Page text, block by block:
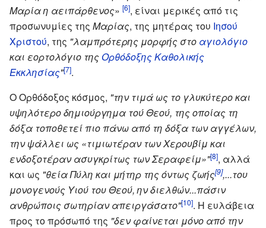
Μαρία η αειπάρθενος» [6], είναι μερικές από τις
προσωνυμίες της Μαρίας, της μητέρας του Ιησού
Χριστού, της "λαμπρότερης μορφής στo αγιολόγιο
και εορτολόγιο τηςΟρθόδοξης Καθολικής
Εκκλησίας"[7].
Ο Ορθόδοξος κόσμος, "την τιμά ως το γλυκύτερο και
υψηλότερο δημιούργημα τού Θεού, της οποίας τη
δόξα τοποθετεί πιο πάνω από τη δόξα των αγγέλων,
την ψάλλει ως «τιμιωτέραν των Χερουβίμ και
ενδοξοτέραν ασυγκρίτως των Σεραφείμ»"[8], αλλά
και ως "θεία Πύλη και μήτηρ της όντως ζωής[9],...του
μονογενούς Υιού του Θεού, ην διελθών...πάσιν
ανθρώποις σωτηρίαν απειργάσατο"[10]. Η ευλάβεια
προς το πρόσωπό της "δεν φαίνεται μόνο από την